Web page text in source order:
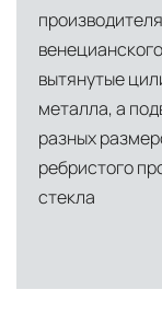
условиях.
доставки и
Глобальная
центров
вытянутые
металла, а
разных
ребристого
стекла